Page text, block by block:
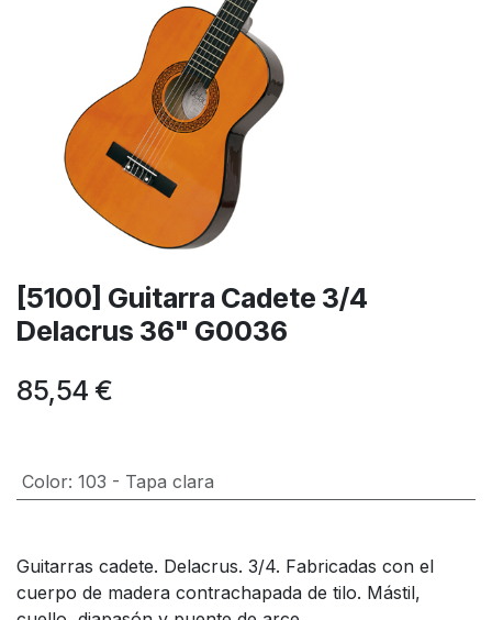
[5100] Guitarra Cadete 3/4
Delacrus 36" G0036
85,54 €
Color: 103 - Tapa clara
Guitarras cadete. Delacrus. 3/4. Fabricadas con el
cuerpo de madera contrachapada de tilo. Mástil,